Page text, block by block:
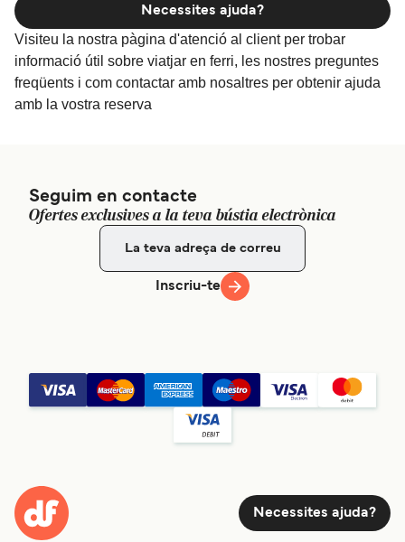
Visiteu la nostra pàgina d'atenció al client per trobar
informació útil sobre viatjar en ferri, les nostres preguntes
freqüents i com contactar amb nosaltres per obtenir ajuda
amb la vostra reserva
Necessites ajuda?
Seguim en contacte
Ofertes exclusives a la teva bústia electrònica
Inscriu-te
Necessites ajuda?